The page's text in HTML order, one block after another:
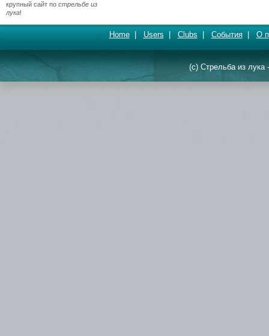
крупный сайт по стрельбе из
лука!
Home| Users Clubs События| О
(c) Стрельба из лука